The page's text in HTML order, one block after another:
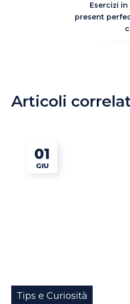
Esercizi
present
Articoli
01
GIU
Tips e Curiosità